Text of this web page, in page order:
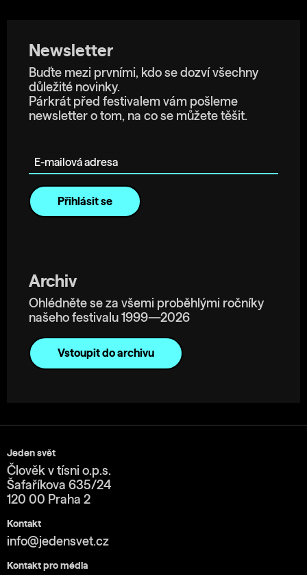
Newsletter
Buďte mezi prvními, kdo se dozví všechny
důležité novinky.
Párkrát před festivalem vám pošleme
newsletter o tom, na co se můžete těšit.
Archiv
Ohlédněte se za všemi proběhlými ročníky
našeho festivalu 1999—2026
Vstoupit do archivu
Jeden svět
Člověk v tísni o.p.s.
Šafaříkova 635/24
120 00 Praha 2
Kontakt
info@jedensvet.cz
Kontakt pro média